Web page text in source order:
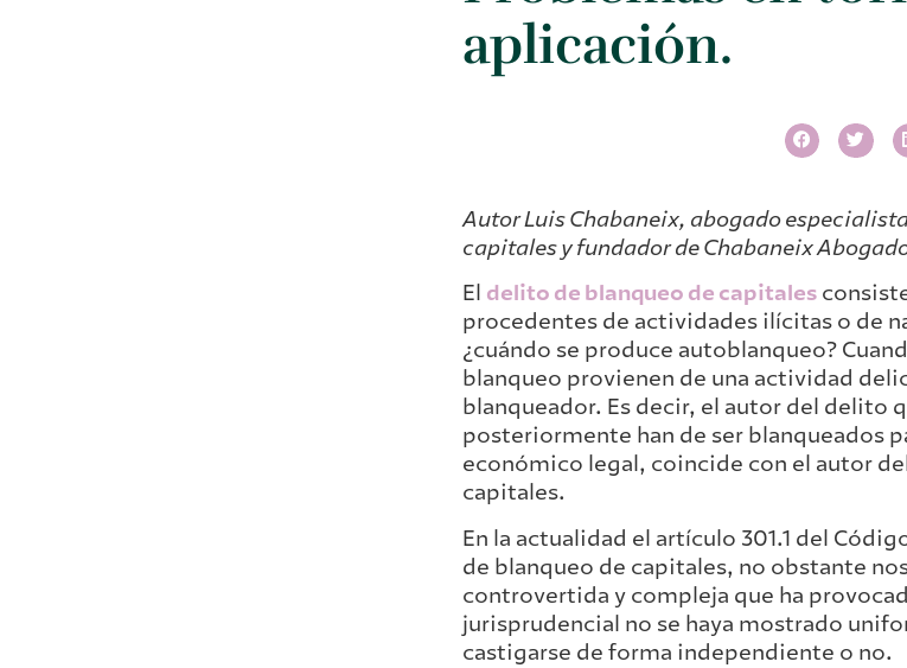
aplicación.
Autor Luis Chabaneix, abogado
capitales y fundador de Chabaneix
El delito de blanqueo de capitales
procedentes de actividades ilícitas o de
¿cuándo se produce autoblanqueo?
blanqueo provienen de una actividad
blanqueador. Es decir, el autor del delito
posteriormente han de ser blanqueados
económico legal, coincide con el autor
capitales.
En la actualidad el artículo 301.1 del
de blanqueo de capitales, no obstante
controvertida y compleja que ha
jurisprudencial no se haya mostrado
castigarse de forma independiente o no.